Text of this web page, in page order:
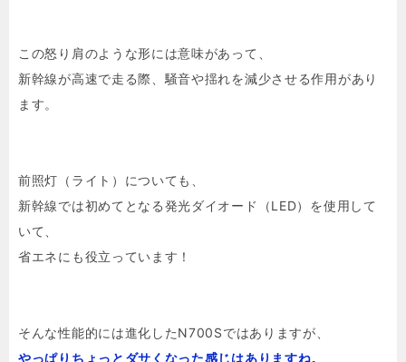
この怒り肩のような形には意味があって、
新幹線が高速で走る際、騒音や揺れを減少させる作用があり
ます。
前照灯（ライト）についても、
新幹線では初めてとなる発光ダイオード（LED）を使用して
いて、
省エネにも役立っています！
そんな性能的には進化したN700Sではありますが、
やっぱりちょっとダサくなった感じはありますね。